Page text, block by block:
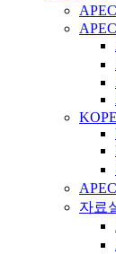
APEC
자료